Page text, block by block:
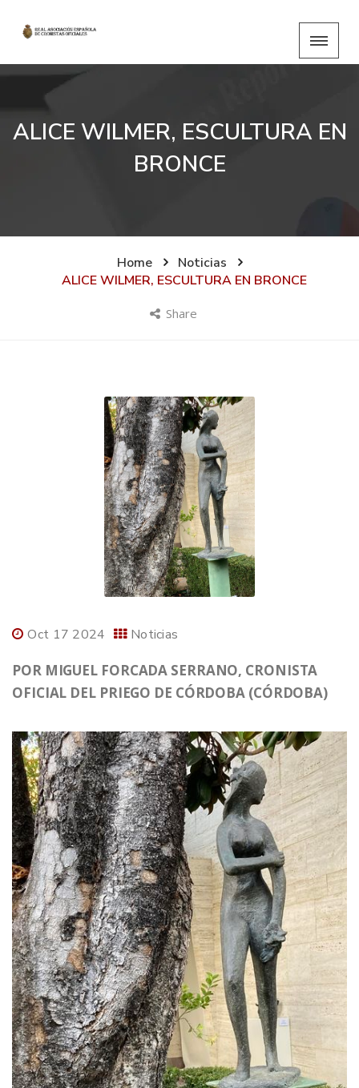
ALICE WILMER, ESCULTURA EN
BRONCE
Home
Noticias
ALICE WILMER, ESCULTURA EN BRONCE
Share
Oct 17 2024 Noticias
POR MIGUEL FORCADA SERRANO, CRONISTA
OFICIAL DEL PRIEGO DE CÓRDOBA (CÓRDOBA)